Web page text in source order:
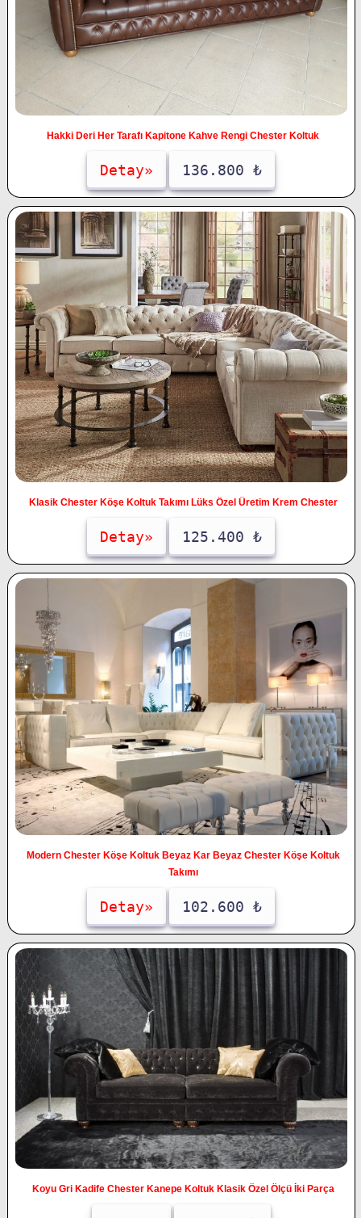
Hakki Deri Her Tarafı Kapitone Kahve Rengi Chester Koltuk
Detay» 136.800 ₺
Klasik Chester Köşe Koltuk Takımı Lüks Özel Üretim Krem Chester
Detay» 125.400 ₺
Modern Chester Köşe Koltuk Beyaz Kar Beyaz Chester Köşe Koltuk
Takımı
Detay» 102.600 ₺
Koyu Gri Kadife Chester Kanepe Koltuk Klasik Özel Ölçü İki Parça